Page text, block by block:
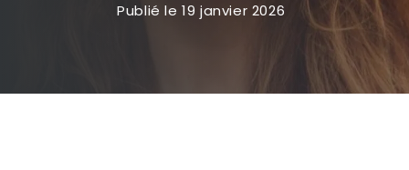
Publié le19 janvier 2026